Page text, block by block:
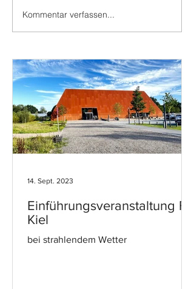
Kommentar verfassen...
Einführungsveranstaltung FH
Kiel
bei strahlendem Wetter
14. Sept. 2023